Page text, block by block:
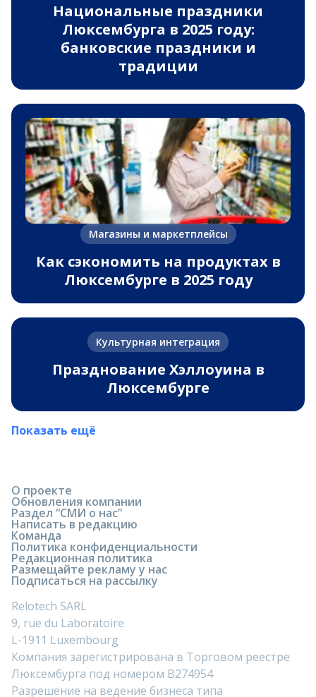
Национальные праздники
Люксембурга в 2025 году:
банковские праздники и
традиции
Магазины и маркетплейсы
Как сэкономить на продуктах в
Люксембурге в 2025 году
Культурная интеграция
Празднование Хэллоуина в
Люксембурге
Показать ещё
О проекте
Обновления компании
Раздел “СМИ о нас”
Написать в редакцию
Команда
Политика конфиденциальности
Редакционная политика
Размещайте рекламу у нас
Подписаться на рассылку
Relotech SARL
9, rue du Laboratoire
L-1911 Luxembourg
Компания зарегистрирована в Торговом реестре
Люксембурга под номером B274954
Разрешение на ведение бизнеса типа